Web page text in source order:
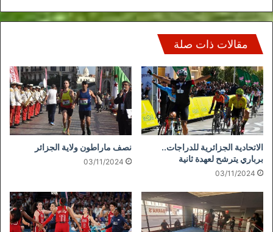
مقالات ذات صلة
الاتحادية الجزائرية للدراجات..
برباري يترشح لعهدة ثانية
03/11/2024
نصف ماراطون ولاية الجزائر
03/11/2024